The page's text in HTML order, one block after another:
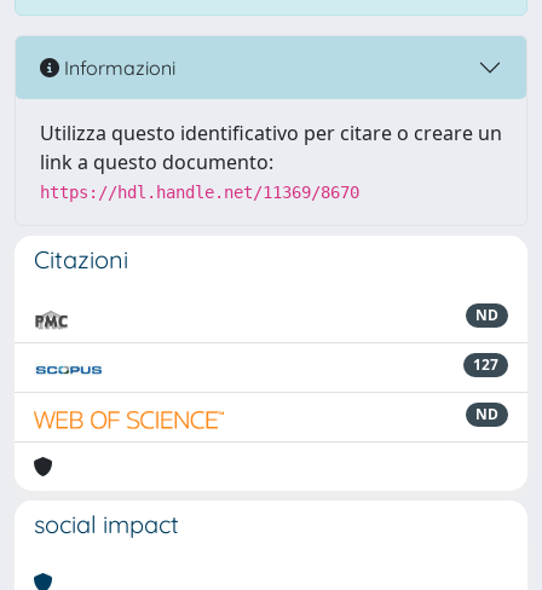
Informazioni
Utilizza questo identificativo per citare o creare un
link a questo documento:
https://hdl.handle.net/11369/8670
Citazioni
ND
127
ND
social impact